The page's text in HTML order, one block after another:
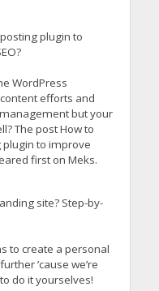
plugin to
WordPress
efforts and
but your
The post How to
to improve
first on Meks.
site? Step-by-
to create a personal
’cause we’re
do it yourselves!